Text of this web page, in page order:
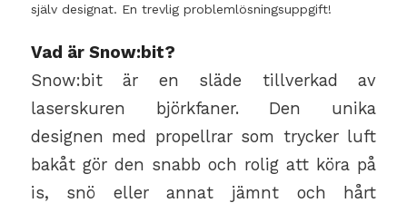
själv designat. En trevlig problemlösningsuppgift!
Vad är Snow:bit?
Snow:bit är en släde tillverkad av
laserskuren björkfaner. Den unika
designen med propellrar som trycker luft
bakåt gör den snabb och rolig att köra på
is, snö eller annat jämnt och hårt